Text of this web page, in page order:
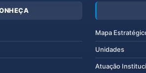
Mapa
Unidades
Atuação